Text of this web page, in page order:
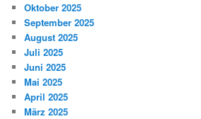
Oktober 2025
September 2025
August 2025
Juli 2025
Juni 2025
Mai 2025
April 2025
März 2025